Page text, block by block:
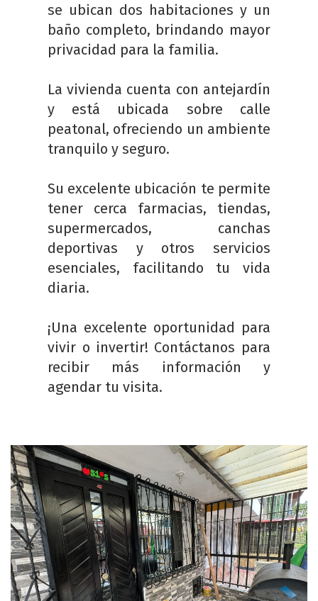
se ubican dos habitaciones y un
baño completo, brindando mayor
privacidad para la familia.
La vivienda cuenta con antejardín
y está ubicada sobre calle
peatonal, ofreciendo un ambiente
tranquilo y seguro.
Su excelente ubicación te permite
tener cerca farmacias, tiendas,
supermercados, canchas
deportivas y otros servicios
esenciales, facilitando tu vida
diaria.
¡Una excelente oportunidad para
vivir o invertir! Contáctanos para
recibir más información y
agendar tu visita.